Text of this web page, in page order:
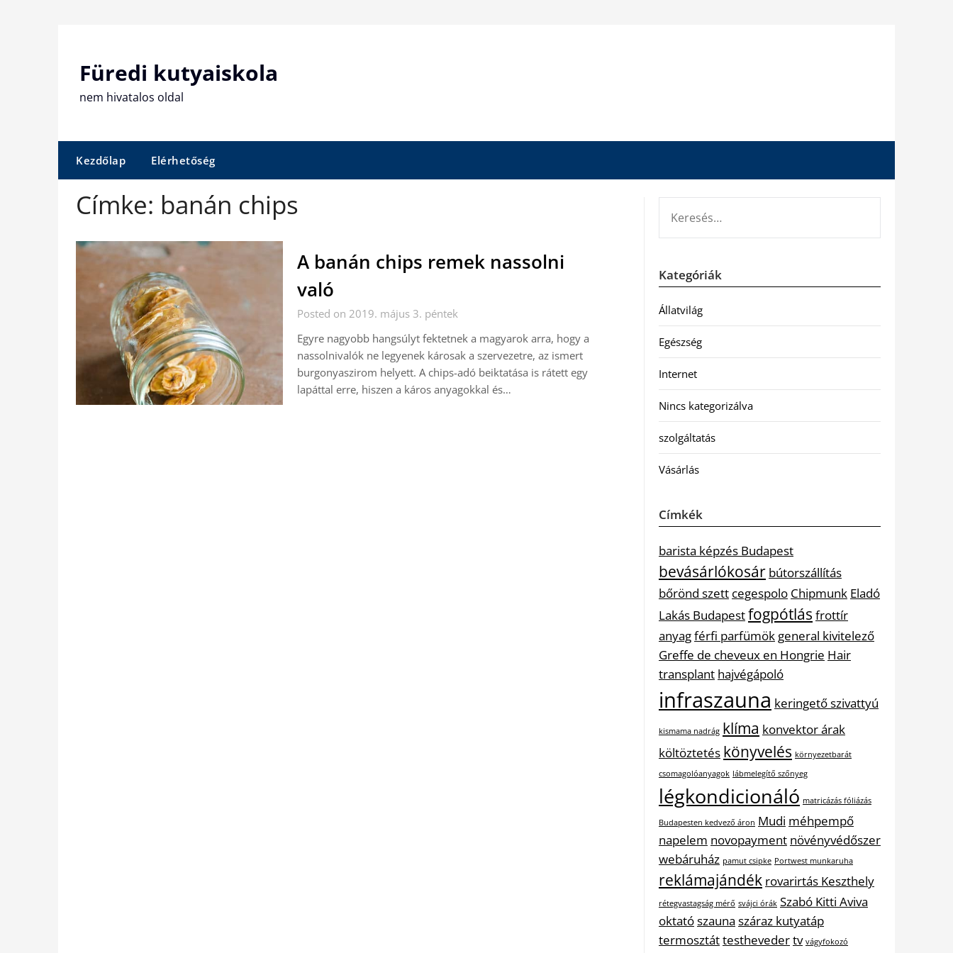
Füredi kutyaiskola
nem hivatalos oldal
Kezdőlap Elérhetőség
Címke: banán chips
A banán chips remek nassolni
való
Posted on 2019. május 3. péntek
Egyre nagyobb hangsúlyt fektetnek a magyarok arra, hogy a
nassolnivalók ne legyenek károsak a szervezetre, az ismert
burgonyaszirom helyett. A chips-adó beiktatása is rátett egy
lapáttal erre, hiszen a káros anyagokkal és…
Kategóriák
Állatvilág
Egészség
Internet
Nincs kategorizálva
szolgáltatás
Vásárlás
Címkék
barista képzés Budapest
bevásárlókosár bútorszállítás
bőrönd szett cegespolo Chipmunk Eladó
Lakás Budapestfogpótlás frottír
anyagférfi parfümök general kivitelező
Greffe de cheveux en Hongrie Hair
transplant hajvégápoló
infraszauna keringető szivattyú
kismama nadrág klíma konvektor árak
költöztetés könyvelés környezetbarát
csomagolóanyagok lábmelegítő szőnyeg
légkondicionáló matricázás fóliázás
Budapesten kedvező áron Mudi méhpempő
napelem novopayment növényvédőszer
webáruház pamut csipke Portwest munkaruha
reklámajándék rovarirtás Keszthely
rétegvastagság mérő svájci órák Szabó Kitti Aviva
oktatószauna száraz kutyatáp
termosztáttesthevedertv vágyfokozó